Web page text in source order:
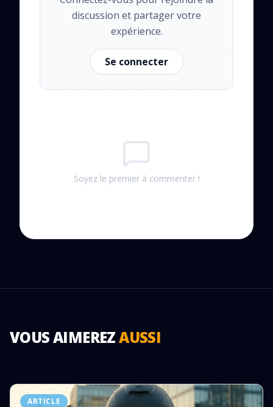
discussion et partager votre
expérience.
Se connecter
Soyez le premier à commenter !
VOUS AIMEREZAUSSI
ARTICLE